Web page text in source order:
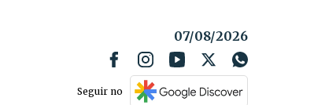
07/08/2026
Seguir no